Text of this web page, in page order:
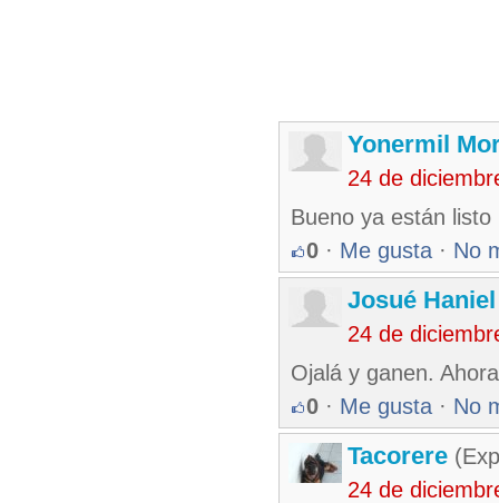
Yonermil
24 de
Bueno ya están
0 · Me gusta · No
Josué Haniel
24 de
Ojalá y ganen.
0 · Me gusta · No
Tacorere
24 de